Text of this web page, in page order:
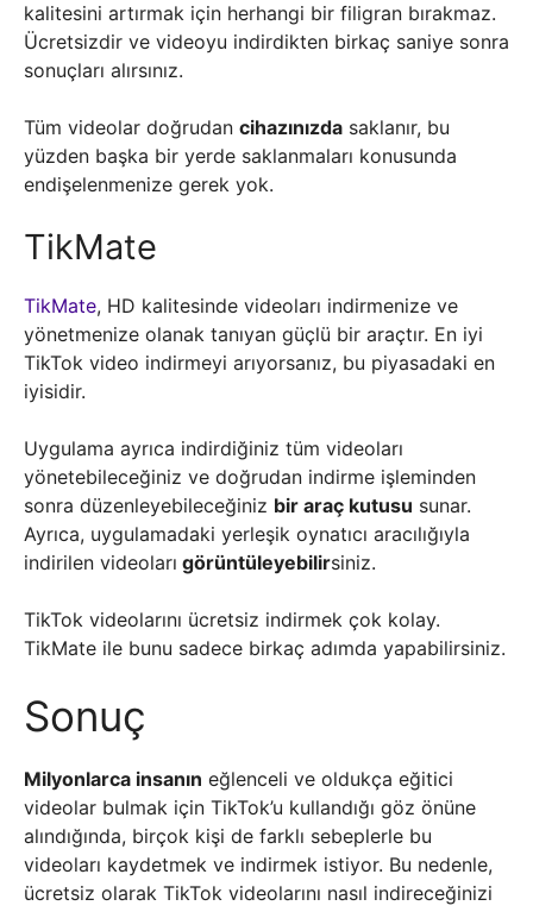
kalitesini artırmak için herhangi bir filigran bırakmaz.
Ücretsizdir ve videoyu indirdikten birkaç saniye sonra
sonuçları alırsınız.
Tüm videolar doğrudan cihazınızda saklanır, bu
yüzden başka bir yerde saklanmaları konusunda
endişelenmenize gerek yok.
TikMate
TikMate, HD kalitesinde videoları indirmenize ve
yönetmenize olanak tanıyan güçlü bir araçtır. En iyi
TikTok video indirmeyi arıyorsanız, bu piyasadaki en
iyisidir.
Uygulama ayrıca indirdiğiniz tüm videoları
yönetebileceğiniz ve doğrudan indirme işleminden
sonra düzenleyebileceğiniz bir araç kutusu sunar.
Ayrıca, uygulamadaki yerleşik oynatıcı aracılığıyla
indirilen videoları görüntüleyebilirsiniz.
TikTok videolarını ücretsiz indirmek çok kolay.
TikMate ile bunu sadece birkaç adımda yapabilirsiniz.
Sonuç
Milyonlarca insanın eğlenceli ve oldukça eğitici
videolar bulmak için TikTok’u kullandığı göz önüne
alındığında, birçok kişi de farklı sebeplerle bu
videoları kaydetmek ve indirmek istiyor. Bu nedenle,
ücretsiz olarak TikTok videolarını nasıl indireceğinizi